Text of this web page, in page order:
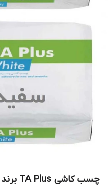
چسب کاشی TA Plus برند کی پلاس (سفید و خاکستری)